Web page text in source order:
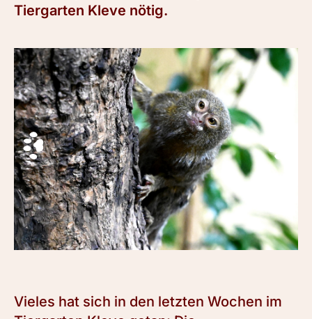
Tiergarten Kleve nötig.
Vieles hat sich in den letzten Wochen im